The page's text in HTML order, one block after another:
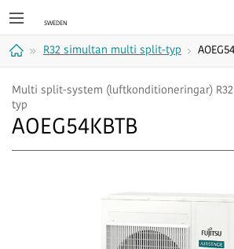
R32 simultan multi split-typ
Multi split-system (luftkonditioneringar)
typ
AOEG54KBTB